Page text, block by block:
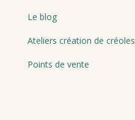
Le blog
Ateliers création de créoles
Points de vente